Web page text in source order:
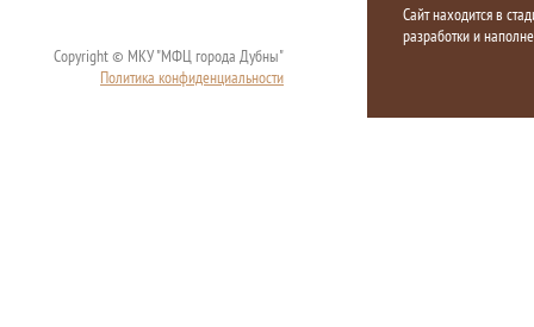
Copyright © МКУ "МФЦ города Дубны"
Политика конфиденциальности
Сайт находится в
разработки и